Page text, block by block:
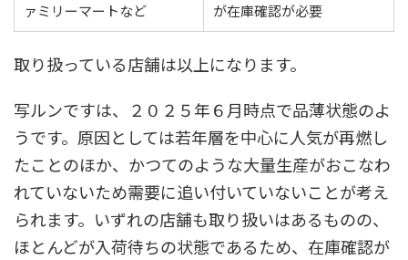
ァミリーマートなど
が在庫確認が必要
取り扱っている店舗は以上になります。
写ルンですは、２０２５年６月時点で品薄状態のよ
うです。原因としては若年層を中心に人気が再燃し
たことのほか、かつてのような大量生産がおこなわ
れていないため需要に追い付いていないことが考え
られます。いずれの店舗も取り扱いはあるものの、
ほとんどが入荷待ちの状態であるため、在庫確認が